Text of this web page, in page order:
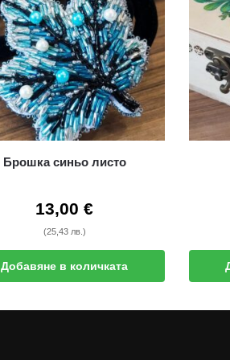
Брошка синьо листо
13,00€
(25,43 лв.)
Добавяне в количката